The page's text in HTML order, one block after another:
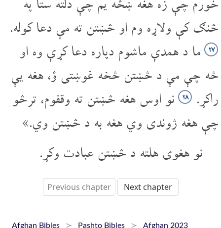
څنګ کې ولاړه وم او څښتن ته مې دعا کوله.
۲۷ ما د همدې ماشوم دپاره دعا کړې وه او
څه چې مې د څښتن څخه غوښتی ؤ، هغه یې
راکړ.
۲۸ نو اوس هغه څښتن ته وقفوم، ترڅو
چې هغه ژوندی وي هغه به د څښتن وي.»
نو هغوی هلته د څښتن عبادت وکړ.
Previous chapter Next chapter
Afghan Bibles Pashto Bibles Afghan 2023